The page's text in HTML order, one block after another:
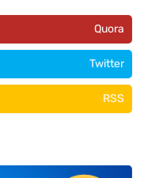
Quora
Twitter
RSS